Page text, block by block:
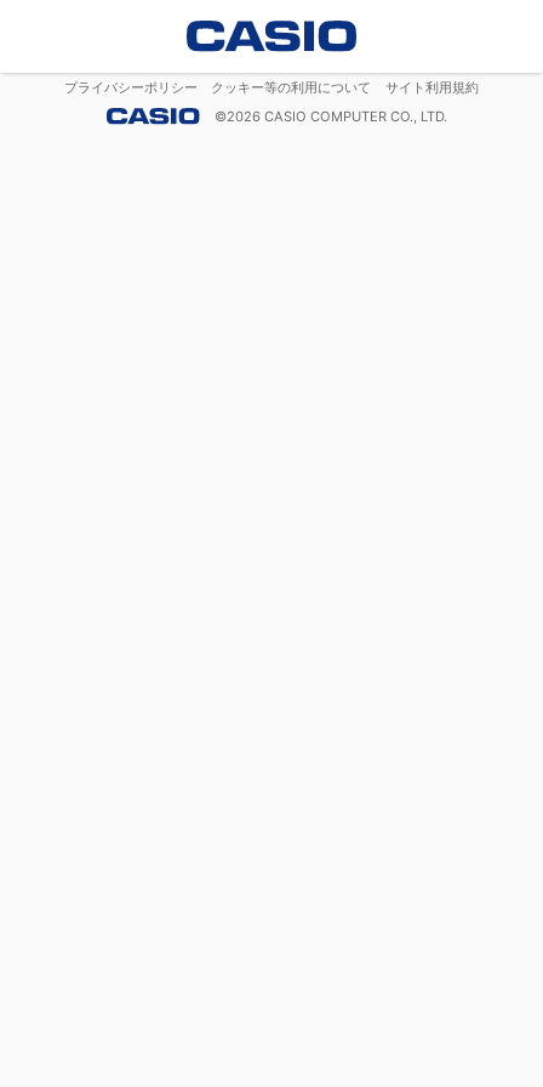
プライバシーポリシー クッキー等の利用について
サイト利用規約
©2026 CASIO COMPUTER CO., LTD.